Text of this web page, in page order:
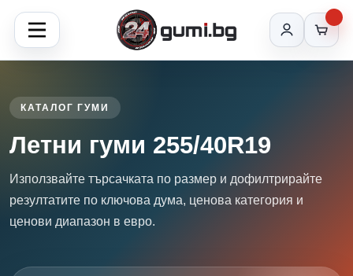
КАТАЛОГ ГУМИ
Летни гуми 255/40R19
Използвайте търсачката по размер и дофилтрирайте
резултатите по ключова дума, ценова категория и
ценови диапазон в евро.